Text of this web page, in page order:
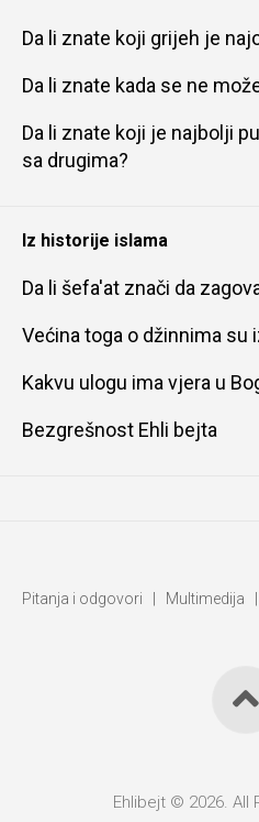
Da li znate koji grijeh je
Da li znate kada se ne
Da li znate koji je najbolji
sa drugima?
Iz historije islama
Da li šefa'at znači da
Većina toga o džinnima su
Kakvu ulogu ima vjera u
Bezgrešnost Ehli bejta
Pitanja i odgovori Multimedija
Ehlibejt © 2026. All